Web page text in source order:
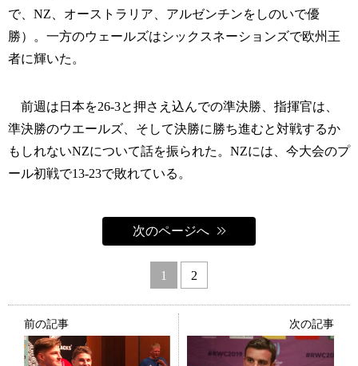
で、NZ、オーストラリア、アルゼンチンをしのいで優
勝）。一方のウェールズはシックスネーションズで欧州王
者に輝いた。
前週は日本を26-3と押さえ込んでの準決勝、指揮官は、
準決勝のウエールズ、そして決勝に勝ち進むと対戦するか
もしれないNZについて話を振られた。NZには、今大会のプ
ール初戦で13-23で敗れている。
次のページへ
1 2
前の記事 次の記事